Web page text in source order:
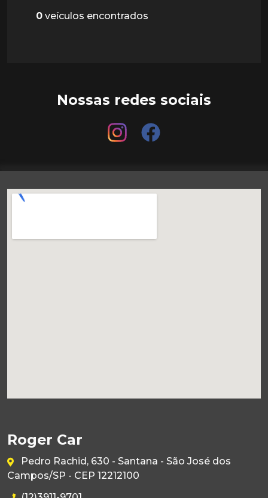
0 veículos encontrados
Nossas redes sociais
Roger Car
Pedro Rachid, 630 - Santana - São José dos
Campos/SP - CEP 12212100